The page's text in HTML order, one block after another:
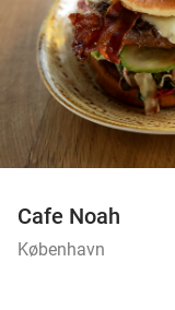
Cafe Noah
København